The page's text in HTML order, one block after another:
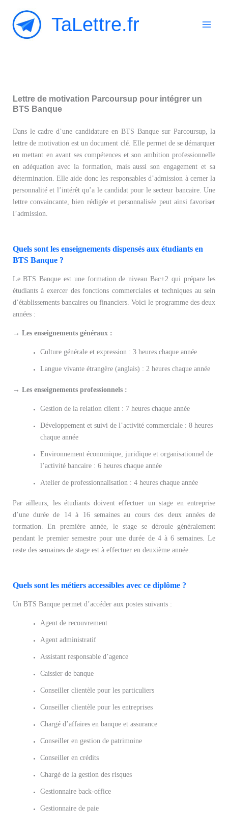
contenu
TaLettre.fr
Lettre de motivation Parcoursup pour intégrer un
BTS Banque
Dans le cadre d’une candidature en BTS Banque sur Parcoursup, la
lettre de motivation est un document clé. Elle permet de se démarquer
en mettant en avant ses compétences et son ambition professionnelle
en adéquation avec la formation, mais aussi son engagement et sa
détermination. Elle aide donc les responsables d’admission à cerner la
personnalité et l’intérêt qu’a le candidat pour le secteur bancaire. Une
lettre convaincante, bien rédigée et personnalisée peut ainsi favoriser
l’admission.
Quels sont les enseignements dispensés aux étudiants en
BTS Banque ?
Le BTS Banque est une formation de niveau Bac+2 qui prépare les
étudiants à exercer des fonctions commerciales et techniques au sein
d’établissements bancaires ou financiers. Voici le programme des deux
années :
→ Les enseignements généraux :
Culture générale et expression : 3 heures chaque année
Langue vivante étrangère (anglais) : 2 heures chaque année
→ Les enseignements professionnels :
Gestion de la relation client : 7 heures chaque année
Développement et suivi de l’activité commerciale : 8 heures
chaque année
Environnement économique, juridique et organisationnel de
l’activité bancaire : 6 heures chaque année
Atelier de professionnalisation : 4 heures chaque année
Par ailleurs, les étudiants doivent effectuer un stage en entreprise
d’une durée de 14 à 16 semaines au cours des deux années de
formation. En première année, le stage se déroule généralement
pendant le premier semestre pour une durée de 4 à 6 semaines. Le
reste des semaines de stage est à effectuer en deuxième année.
Quels sont les métiers accessibles avec ce diplôme ?
Un BTS Banque permet d’accéder aux postes suivants :
Agent de recouvrement
Agent administratif
Assistant responsable d’agence
Caissier de banque
Conseiller clientèle pour les particuliers
Conseiller clientèle pour les entreprises
Chargé d’affaires en banque et assurance
Conseiller en gestion de patrimoine
Conseiller en crédits
Chargé de la gestion des risques
Gestionnaire back-office
Gestionnaire de paie